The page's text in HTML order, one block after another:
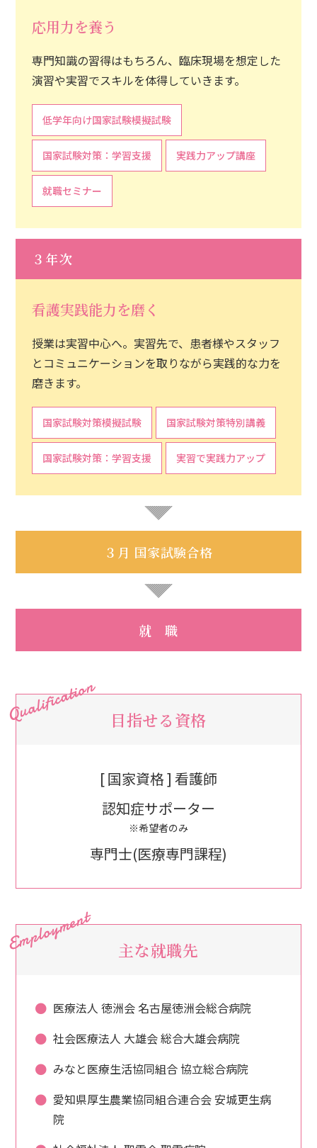
応用力を養う
専門知識の習得はもちろん、臨床現場を想定した
演習や実習でスキルを体得していきます。
低学年向け国家試験模擬試験
国家試験対策：学習支援 実践力アップ講座
就職セミナー
３年次
看護実践能力を磨く
授業は実習中心へ。実習先で、患者様やスタッフ
とコミュニケーションを取りながら実践的な力を
磨きます。
国家試験対策模擬試験 国家試験対策特別講義
国家試験対策：学習支援 実習で実践力アップ
３月 国家試験合格
就 職
目指せる資格
[ 国家資格 ] 看護師
認知症サポーター
※希望者のみ
専門士(医療専門課程)
主な就職先
医療法人 徳洲会 名古屋徳洲会総合病院
社会医療法人 大雄会 総合大雄会病院
みなと医療生活協同組合 協立総合病院
愛知県厚生農業協同組合連合会 安城更生病
院